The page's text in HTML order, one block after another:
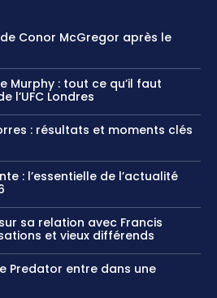
Conor McGregor après le
Murphy : tout ce qu’il faut
l’UFC Londres
: résultats et moments clés
: l’essentielle de l’actualité
sa relation avec Francis
et vieux différends
Predator entre dans une